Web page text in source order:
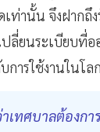
เท่านั้น จึงฝากถึ
ลี่ยนระเบียบที่อ
การใช้งานในโ
าเทศบาลต้อง